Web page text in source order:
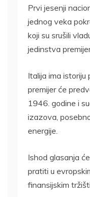
Prvi jesenji
jednog veka
koji su srušili
jedinstva
Italija ima istoriju
premijer će
1946. godine i
izazova,
energije.
Ishod glasanja
pratiti u
finansijskim